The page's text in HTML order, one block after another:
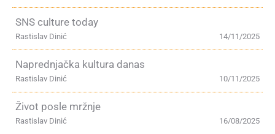
SNS culture today
14/11/2025
Rastislav Dinić
Naprednjačka kultura danas
10/11/2025
Rastislav Dinić
Život posle mržnje
16/08/2025
Rastislav Dinić